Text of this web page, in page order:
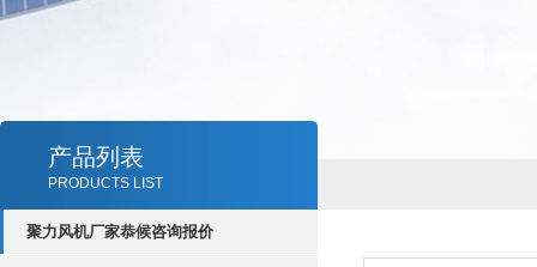
产品列表
PRODUCTS LIST
聚力风机厂家恭候咨询报价